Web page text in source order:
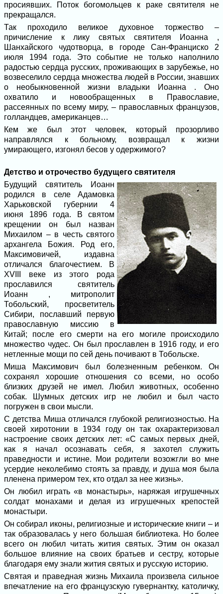
просиявших. Поток богомольцев к раке святителя не
прекращался.
Так проходило великое духовное торжество –
причисление к лику святых святителя Иоанна ,
Шанхайского чудотворца, в городе Сан-Франциско 2
июля 1994 года. Это событие не только наполнило
радостью сердца русских, проживающих в зарубежье, но
возвеселило сердца множества людей в России, знавших
о необыкновенной жизни владыки Иоанна . Оно
охватило и новообращенных в Православие,
рассеянных по всему миру, – православных французов,
голландцев, американцев…
Кем же был этот человек, который прозорливо
направлялся к больному, возвращал к жизни
умирающего, изгонял бесов у одержимого?
Детство и отрочество будущего святителя
Будущий святитель Иоанн
родился в селе Адамовка
Харьковской губернии 4
июня 1896 года. В святом
крещении он был назван
Михаилом – в честь святого
архангела Божия. Род его,
Максимовичей, издавна
отличался благочестием. В
XVIII веке из этого рода
прославился святитель
Иоанн , митрополит
Тобольский, просветитель
Сибири, пославший первую
православную миссию в
Китай; после его смерти на его могиле происходило
множество чудес. Он был прославлен в 1916 году, и его
нетленные мощи по сей день почивают в Тобольске.
Миша Максимович был болезненным ребенком. Он
сохранял хорошие отношения со всеми, но особо
близких друзей не имел. Любил животных, особенно
собак. Шумных детских игр не любил и был часто
погружен в свои мысли.
С детства Миша отличался глубокой религиозностью. На
своей хиротонии в 1934 году он так охарактеризовал
настроение своих детских лет: «С самых первых дней,
как я начал осознавать себя, я захотел служить
праведности и истине. Мои родители возожгли во мне
усердие неколебимо стоять за правду, и душа моя была
пленена примером тех, кто отдал за нее жизнь».
Он любил играть «в монастырь», наряжая игрушечных
солдат монахами и делая из игрушечных крепостей
монастыри.
Он собирал иконы, религиозные и исторические книги – и
так образовалась у него большая библиотека. Но более
всего он любил читать жития святых. Этим он оказал
большое влияние на своих братьев и сестру, которые
благодаря ему знали жития святых и русскую историю.
Святая и праведная жизнь Михаила произвела сильное
впечатление на его французскую гувернантку, католичку,